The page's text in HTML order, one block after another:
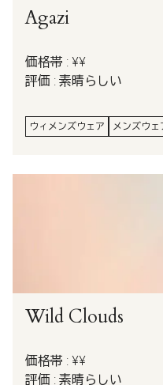
Agazi
価格帯 : ¥¥
評価 : 素晴らしい
ウィメンズウェア メンズウェ
Wild Clouds
価格帯 : ¥¥
評価 : 素晴らしい